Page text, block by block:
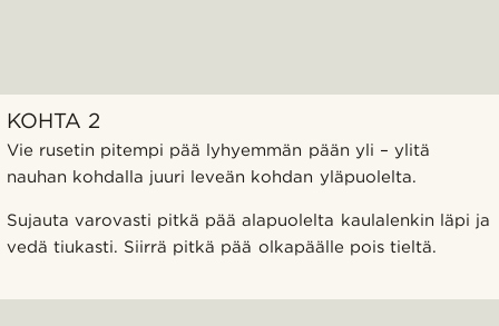
KOHTA 2
Vie rusetin pitempi pää lyhyemmän pään yli – ylitä
nauhan kohdalla juuri leveän kohdan yläpuolelta.
Sujauta varovasti pitkä pää alapuolelta kaulalenkin läpi ja
vedä tiukasti. Siirrä pitkä pää olkapäälle pois tieltä.